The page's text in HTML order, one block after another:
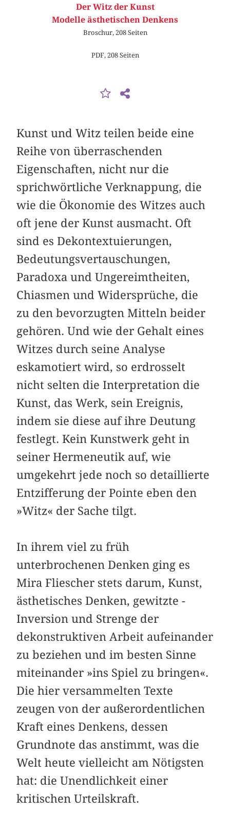
Der Witz der Kunst
Modelle ästhetischen Denkens
Broschur, 208 Seiten
PDF, 208 Seiten
Kunst und Witz teilen beide eine
Reihe von überraschenden
Eigenschaften, nicht nur die
sprichwörtliche Verknappung, die
wie die Ökonomie des Witzes auch
oft jene der Kunst ausmacht. Oft
sind es Dekontextuierungen,
Bedeutungsvertauschungen,
Paradoxa und Ungereimtheiten,
Chiasmen und Widersprüche, die
zu den bevorzugten Mitteln beider
gehören. Und wie der Gehalt eines
Witzes durch seine Analyse
eskamotiert wird, so erdrosselt
nicht selten die Interpretation die
Kunst, das Werk, sein Ereignis,
indem sie diese auf ihre Deutung
festlegt. Kein Kunstwerk geht in
seiner Hermeneutik auf, wie
umgekehrt jede noch so detaillierte
Entzifferung der Pointe eben den
»Witz« der Sache tilgt.
In ihrem viel zu früh
unterbrochenen Denken ging es
Mira ­Fliescher stets darum, Kunst,
ästhetisches Denken, gewitzte ­
Inversion und Strenge der
dekonstruktiven Arbeit aufeinander
zu beziehen und im besten Sinne
miteinander »ins Spiel zu bringen«.
Die hier versammelten Texte
zeugen von der außerordentlichen
Kraft eines Denkens, dessen
Grundnote das ­anstimmt, was die
Welt heute vielleicht am Nötigsten
hat: die Unendlichkeit einer
kritischen Urteilskraft.